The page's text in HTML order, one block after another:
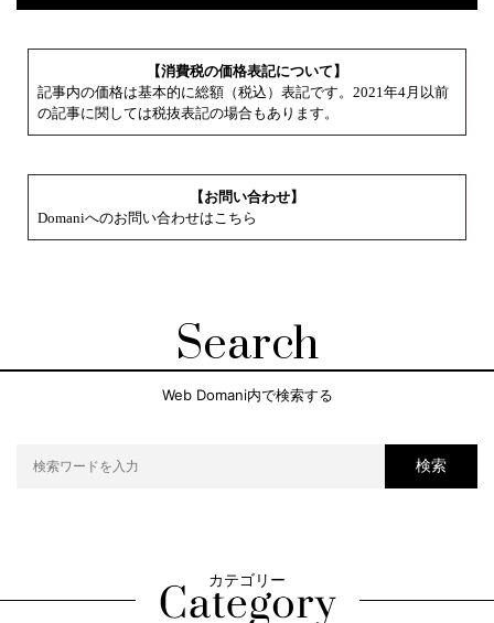
【消費税の価格表記について】
記事内の価格は基本的に総額（税込）表記です。2021年4月以前
の記事に関しては税抜表記の場合もあります。
【お問い合わせ】
Domaniへのお問い合わせはこちら
Search
Web Domani内で検索する
検索
カテゴリー